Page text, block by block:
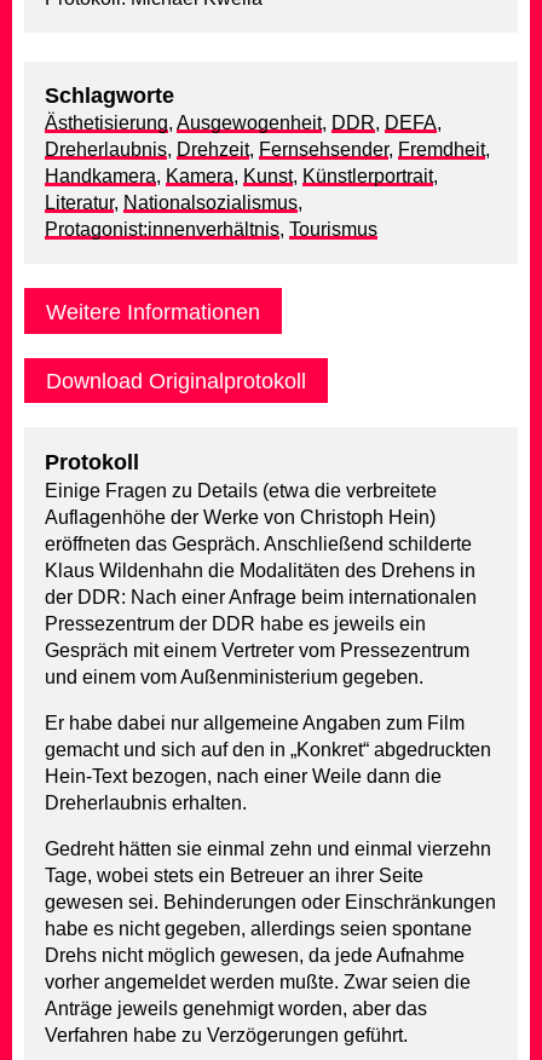
Schlagworte
Ästhetisierung, Ausgewogenheit, DDR, DEFA,
Dreherlaubnis, Drehzeit, Fernsehsender, Fremdheit,
Handkamera, Kamera, Kunst, Künstlerportrait,
Literatur, Nationalsozialismus,
Protagonist:innenverhältnis, Tourismus
Weitere Informationen
Download Originalprotokoll
Protokoll
Einige Fragen zu Details (etwa die verbreitete
Auflagenhöhe der Werke von Christoph Hein)
eröffneten das Gespräch. Anschließend schilderte
Klaus Wildenhahn die Modalitäten des Drehens in
der DDR: Nach einer Anfrage beim internationalen
Pressezentrum der DDR habe es jeweils ein
Gespräch mit einem Vertreter vom Pressezentrum
und einem vom Außenministerium gegeben.
Er habe dabei nur allgemeine Angaben zum Film
gemacht und sich auf den in „Konkret“ abgedruckten
Hein-Text bezogen, nach einer Weile dann die
Dreherlaubnis erhalten.
Gedreht hätten sie einmal zehn und einmal vierzehn
Tage, wobei stets ein Betreuer an ihrer Seite
gewesen sei. Behinderungen oder Einschränkungen
habe es nicht gegeben, allerdings seien spontane
Drehs nicht möglich gewesen, da jede Aufnahme
vorher angemeldet werden mußte. Zwar seien die
Anträge jeweils genehmigt worden, aber das
Verfahren habe zu Verzögerungen geführt.